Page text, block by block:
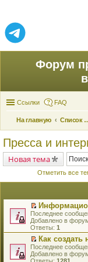
Форум
Ссылки FAQ
На главную Список
Пресса и
Новая тема
Отметить все
П
е
р
е
й
т
и
Последнее
Добавлено в
Ответы: 1
П
е
р
Как создать
Последнее
Добавлено в